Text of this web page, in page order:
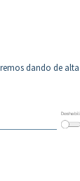
dando de